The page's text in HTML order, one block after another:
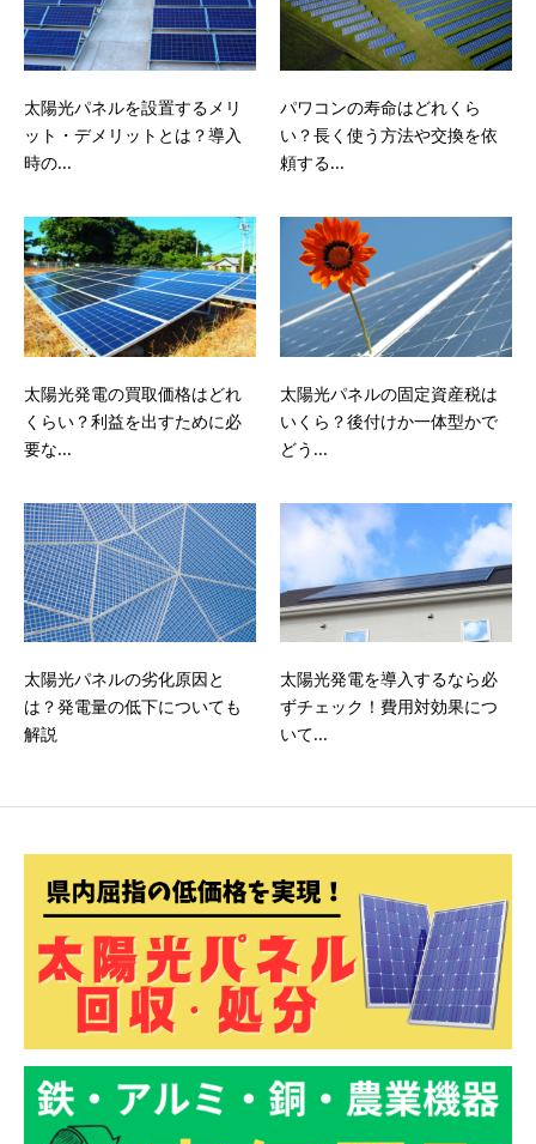
太陽光パネルを設置するメリ
ット・デメリットとは？導入
時の...
パワコンの寿命はどれくら
い？長く使う方法や交換を依
頼する...
太陽光発電の買取価格はどれ
くらい？利益を出すために必
要な...
太陽光パネルの固定資産税は
いくら？後付けか一体型かで
どう...
太陽光パネルの劣化原因と
は？発電量の低下についても
解説
太陽光発電を導入するなら必
ずチェック！費用対効果につ
いて...